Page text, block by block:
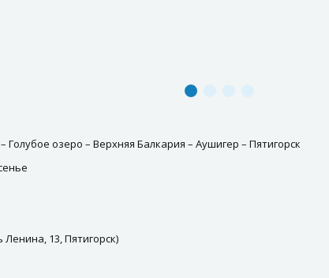
Голубое озеро – Верхняя Балкария – Аушигер – Пятигорск
13, Пятигорск)